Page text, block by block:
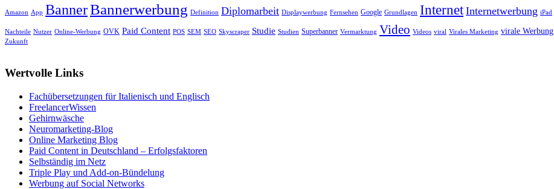
Amazon App BannerBannerwerbung Definition Diplomarbeit Displaywerbung Fernsehen Google Grundlagen Internet Internetwerbung iPad
Nachteile Nutzer Online-Werbung OVK Paid Content POS SEM SEO Skyscraper Studie Studien Superbanner Vermarktung Video Videos viral Virales Marketing virale Werbung
Zukunft
Wertvolle Links
Fachübersetzungen für Italienisch und Englisch
FreelancerWissen
Gehirnwäsche
Neuromarketing-Blog
Online Marketing Blog
Paid Content in Deutschland – Erfolgsfaktoren
Selbständig im Netz
Triple Play und Add-on-Bündelung
Werbung auf Social Networks